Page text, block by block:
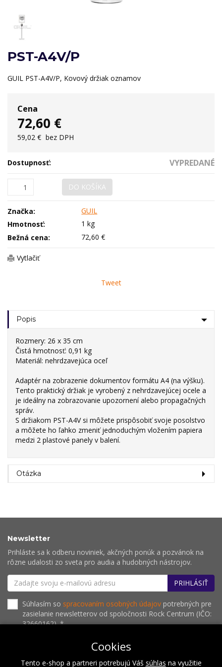
PST-A4V/P
GUIL PST-A4V/P, Kovový držiak oznamov
Cena
72,60 €
59,02 € bez DPH
Dostupnosť: VYPREDANÉ
DO KOŠÍKA
Značka:
GUIL
Hmotnosť:
1 kg
Bežná cena:
72,60 €
Vytlačiť
Tweet
Popis
Rozmery: 26 x 35 cm
Čistá hmotnosť: 0,91 kg
Materiál: nehrdzavejúca oceľ
Adaptér na zobrazenie dokumentov formátu A4 (na výšku).
Tento praktický držiak je vyrobený z nehrdzavejúcej ocele a
je ideálny na zobrazovanie upozornení alebo propagačných
správ.
S držiakom PST-A4V si môžete prispôsobiť svoje posolstvo
a môžete ho ľahko zmeniť jednoduchým vložením papiera
medzi 2 plastové panely v balení.
Otázka
Newsletter
Prihláste sa k odberu noviniek, akčných ponúk a pozvánok na
rôzne udalosti zo sveta pro audia a hudobných nástrojov.
PRIHLÁSIŤ
Súhlasím so spracovaním osobných údajov potrebných pre
zasielanie newsletterov od spoločnosti Rock Centrum (IČO:
32660162). *
Cookies
Tento e-shop a partneri potrebujú Váš súhlas na využitie